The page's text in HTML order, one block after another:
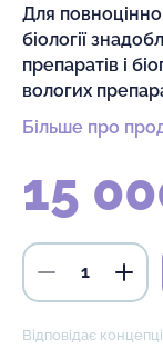
Для
біології
препаратів і
вологих
Більше про
15
Відповідає